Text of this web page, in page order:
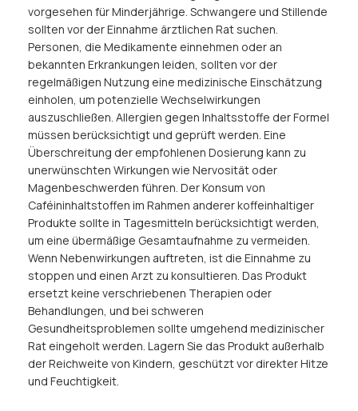
vorgesehen für Minderjährige. Schwangere und Stillende
sollten vor der Einnahme ärztlichen Rat suchen.
Personen, die Medikamente einnehmen oder an
bekannten Erkrankungen leiden, sollten vor der
regelmäßigen Nutzung eine medizinische Einschätzung
einholen, um potenzielle Wechselwirkungen
auszuschließen. Allergien gegen Inhaltsstoffe der Formel
müssen berücksichtigt und geprüft werden. Eine
Überschreitung der empfohlenen Dosierung kann zu
unerwünschten Wirkungen wie Nervosität oder
Magenbeschwerden führen. Der Konsum von
Caféininhaltstoffen im Rahmen anderer koffeinhaltiger
Produkte sollte in Tagesmitteln berücksichtigt werden,
um eine übermäßige Gesamtaufnahme zu vermeiden.
Wenn Nebenwirkungen auftreten, ist die Einnahme zu
stoppen und einen Arzt zu konsultieren. Das Produkt
ersetzt keine verschriebenen Therapien oder
Behandlungen, und bei schweren
Gesundheitsproblemen sollte umgehend medizinischer
Rat eingeholt werden. Lagern Sie das Produkt außerhalb
der Reichweite von Kindern, geschützt vor direkter Hitze
und Feuchtigkeit.